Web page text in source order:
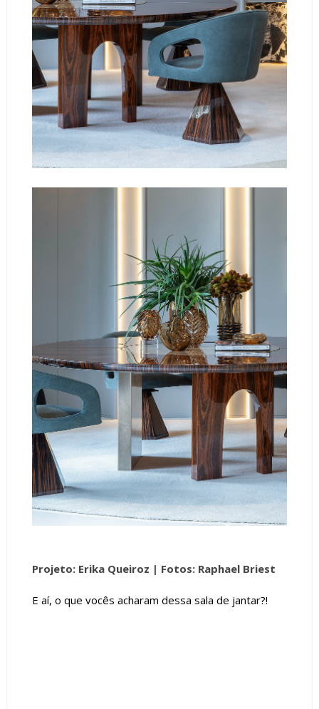
Projeto: Erika Queiroz | Fotos: Raphael Briest
E aí, o que vocês acharam dessa sala de jantar?!